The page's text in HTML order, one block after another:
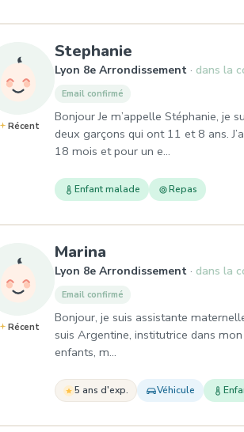
Récent
Stephanie , Assistante
Lyon 8e Arrondissement dans la
Email confirmé
Bonjour Je m’appelle Stéphanie, je
deux garçons qui ont 11 et 8 ans.
18 mois et pour un e…
Enfant malade Repas
Récent
Marina , Assistante
Lyon 8e Arrondissement dans la
Email confirmé
Bonjour, je suis assistante
suis Argentine, institutrice dans
enfants, m…
5 ans d'exp. Véhicule